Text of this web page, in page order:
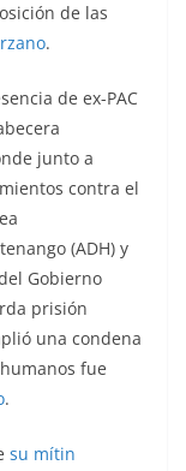
de las
.
de ex-PAC
junto a
contra el
(ADH) y
Gobierno
prisión
una condena
fue
.
su mítin